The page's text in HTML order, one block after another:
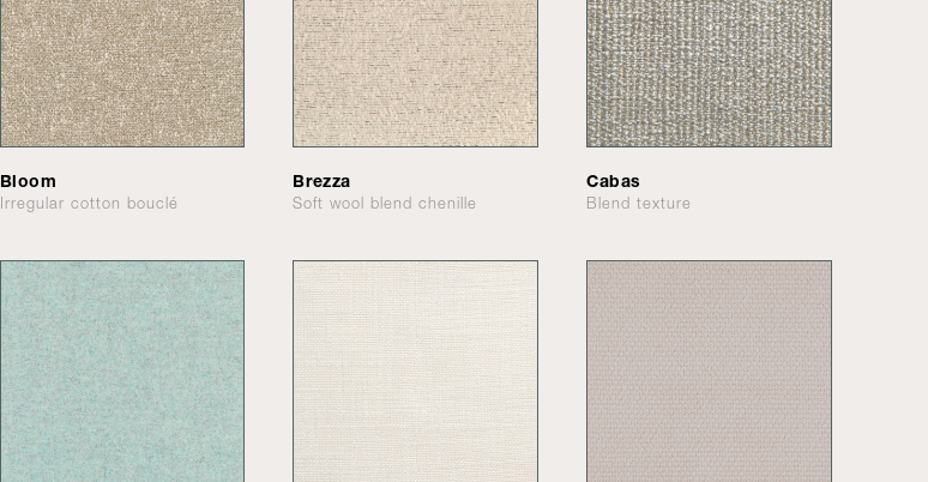
Bloom
Irregular cotton bouclé
Brezza
Soft wool blend chenille
Cabas
Blend texture